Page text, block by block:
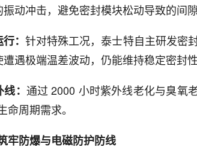
动冲击，避免密封模块松动导致的间隙
行：针对特殊工况，泰士特自主研发
遇极端温差波动，仍能维持稳定密封
： 通过 2000 小时紫外线老化与臭氧
命周期需求。
牢防爆与电磁防护防线